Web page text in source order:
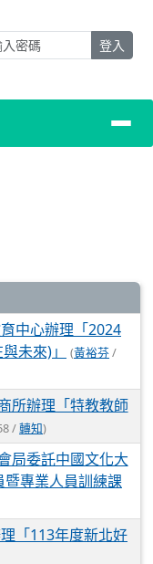
登入
中心辦理「2024
未來)」
(黃裕芬/
所辦理「特教教師
/轉知)
局委託中國文化大
專業人員訓練課
「113年度新北好